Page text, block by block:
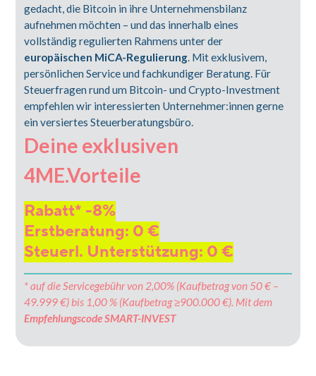
gedacht, die Bitcoin in ihre Unternehmensbilanz
aufnehmen möchten –und das innerhalb eines
vollständig regulierten Rahmens unter der
europäischen MiCA-Regulierung. Mit exklusivem,
persönlichen Service und fachkundiger Beratung. Für
Steuerfragen rund um Bitcoin- und Crypto-Investment
empfehlen wir interessierten Unternehmer:innen gerne
ein versiertes Steuerberatungsbüro.
Deine exklusiven
4ME.Vorteile
Rabatt* -9%
Erstberatung: 0 €
Steuerl. Unterstützung: 0 €
* auf die Servicegebühr von 2,00% (Kaufbetrag von 50 € –
49.999 €) bis 1,00 % (Kaufbetrag ≥900.000 €). Mit dem
Empfehlungscode SMART-INVEST